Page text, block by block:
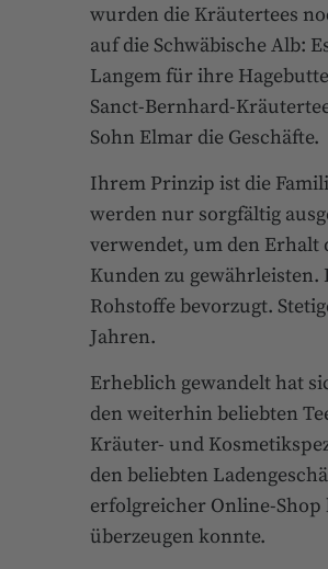
wurden die Kräutertees
auf die Schwäbische Alb:
Langem für ihre
Sanct-Bernhard-
Sohn Elmar die Geschäfte.
Ihrem Prinzip ist die
werden nur sorgfältig
verwendet, um den Erhalt
Kunden zu
Rohstoffe bevorzugt.
Jahren.
Erheblich gewandelt hat
den weiterhin beliebten
Kräuter- und
den beliebten
erfolgreicher Online-Shop
überzeugen konnte.